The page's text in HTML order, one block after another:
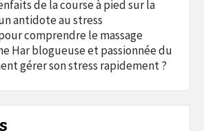
de la course à pied sur la
antidote au stress
comprendre le massage
Har blogueuse et passionnée du
gérer son stress rapidement ?